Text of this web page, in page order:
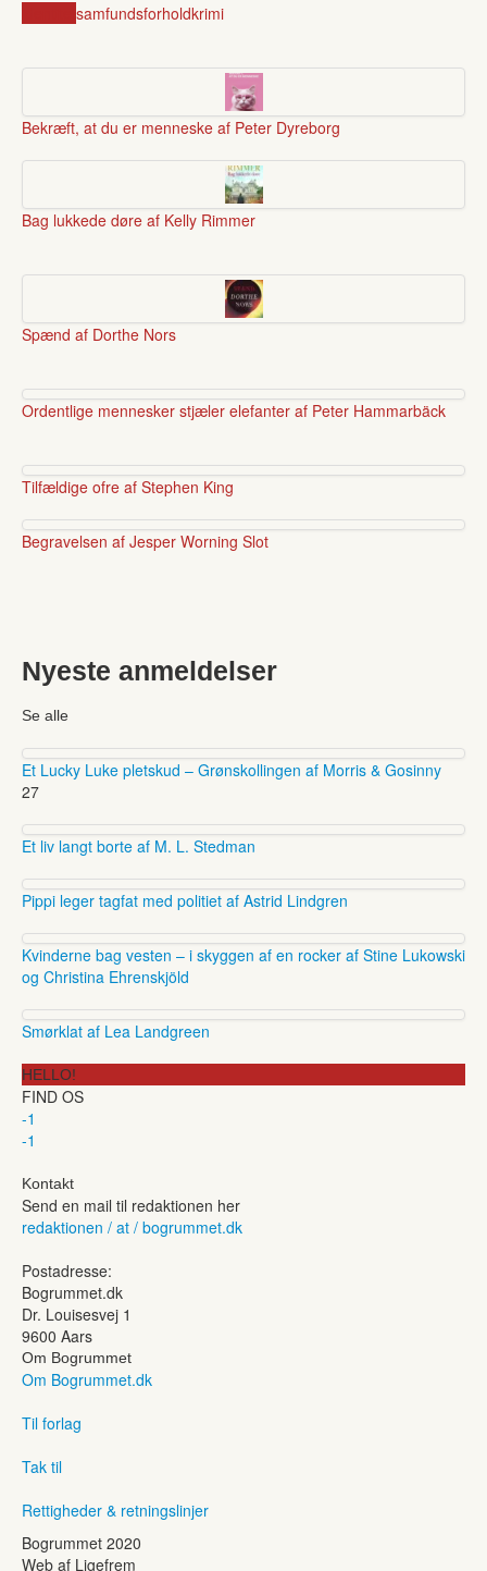
samfundsforholdkrimi
Bekræft, at du er menneske af Peter Dyreborg
Bag lukkede døre af Kelly Rimmer
Spænd af Dorthe Nors
Ordentlige mennesker stjæler elefanter af Peter Hammarbäck
Tilfældige ofre af Stephen King
Begravelsen af Jesper Worning Slot
Nyeste anmeldelser
Se alle
Et Lucky Luke pletskud – Grønskollingen af Morris & Gosinny
27
Et liv langt borte af M. L. Stedman
Pippi leger tagfat med politiet af Astrid Lindgren
Kvinderne bag vesten – i skyggen af en rocker af Stine Lukowski
og Christina Ehrenskjöld
Smørklat af Lea Landgreen
HELLO!
FIND OS
-1
-1
Kontakt
Send en mail til redaktionen her
redaktionen / at / bogrummet.dk
Postadresse:
Bogrummet.dk
Dr. Louisesvej 1
9600 Aars
Om Bogrummet
Om Bogrummet.dk
Til forlag
Tak til
Rettigheder & retningslinjer
Bogrummet 2020
Web af Ligefrem